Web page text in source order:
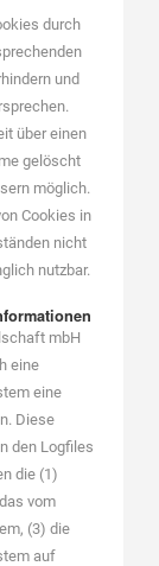
durch
und
über einen
gelöscht
möglich.
Cookies in
nicht
nutzbar.
mbH
eine
eine
Diese
den Logfiles
die (1)
vom
(3) die
auf